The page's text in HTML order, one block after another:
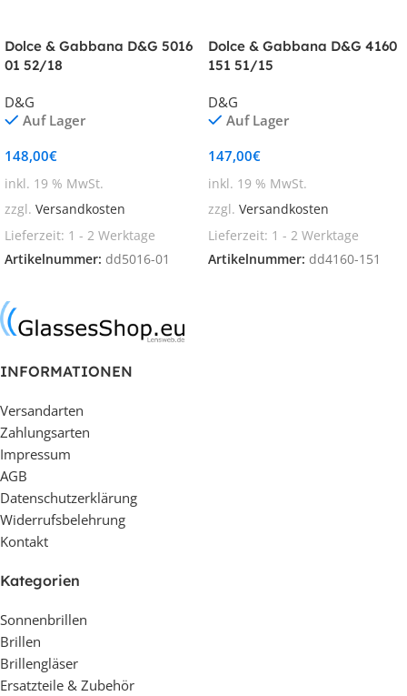
Dolce & Gabbana D&G 5016
01 52/18
D&G
Auf Lager
148,00€
inkl. 19 % MwSt.
zzgl. Versandkosten
Lieferzeit: 1 - 2 Werktage
Artikelnummer: dd5016-01
Dolce & Gabbana D&G 4160
151 51/15
D&G
Auf Lager
147,00€
inkl. 19 % MwSt.
zzgl. Versandkosten
Lieferzeit: 1 - 2 Werktage
Artikelnummer: dd4160-151
INFORMATIONEN
Versandarten
Zahlungsarten
Impressum
AGB
Datenschutzerklärung
Widerrufsbelehrung
Kontakt
Kategorien
Sonnenbrillen
Brillen
Brillengläser
Ersatzteile & Zubehör